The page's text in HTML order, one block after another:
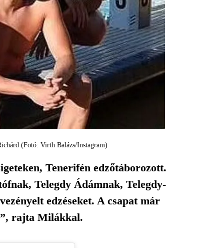
(Fotó: Virth Balázs/Instagram)
Tenerifén edzőtáborozott.
Telegdy Ádámnak, Telegdy-
edzéseket. A csapat már
rajta Milákkal.